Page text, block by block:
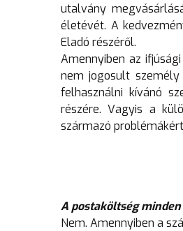
utalvány
életévét. A
Eladó részéről.
Amennyiben az
nem jogosult
felhasználni kívánó
részére. Vagyis a
származó
A postaköltség
Nem. Amennyiben a